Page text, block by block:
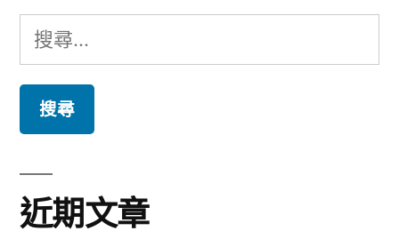
搜
尋
鍵
字:
近期文章